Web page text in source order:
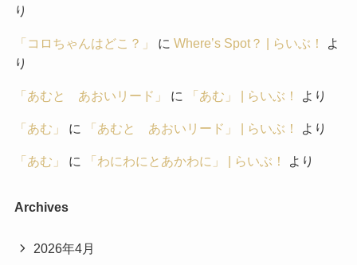
り
「コロちゃんはどこ？」 に Where’s Spot？ | らいぶ！
よ
り
「あむと あおいリード」 に 「あむ」 | らいぶ！ より
「あむ」 に 「あむと あおいリード」 | らいぶ！ より
「あむ」 に 「わにわにとあかわに」 | らいぶ！ より
Archives
2026年4月